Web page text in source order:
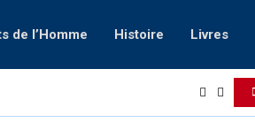
de l’Homme Histoire Livres